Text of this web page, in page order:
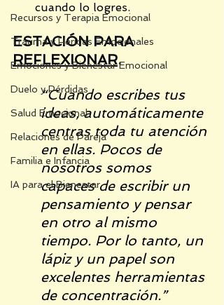
Recursos y Terapia Emocional
Trauma y Heridas Emocionales
Emociones y Bienestar Emocional
Duelo y Pérdidas
Salud Emocional
Relaciones de Pareja
Familia e Infancia
IA para el Bienestar
cuando lo logres.
ESTACIÓN PARA
REFLEXIONAR.
“Cuando escribes tus
ideas, automáticamente
centras toda tu atención
en ellas. Pocos de
nosotros somos
capaces de escribir un
pensamiento y pensar
en otro al mismo
tiempo. Por lo tanto, un
lápiz y un papel son
excelentes herramientas
de concentración.”